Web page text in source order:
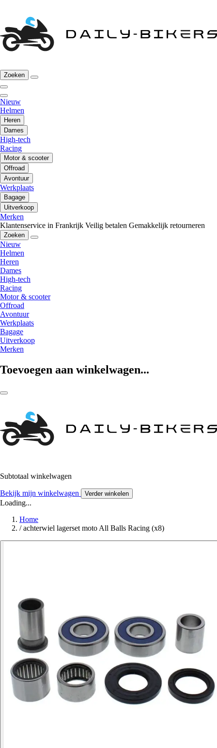
Zoeken
Nieuw
Helmen
Heren
Dames
High-tech
Racing
Motor & scooter
Offroad
Avontuur
Werkplaats
Bagage
Uitverkoop
Merken
Klantenservice in Frankrijk Veilig betalen Gemakkelijk retourneren
Zoeken
Nieuw
Helmen
Heren
Dames
High-tech
Racing
Motor & scooter
Offroad
Avontuur
Werkplaats
Bagage
Uitverkoop
Merken
Toevoegen aan winkelwagen...
Subtotaal winkelwagen
Bekijk mijn winkelwagen Verder winkelen
Loading...
Home
/ achterwiel lagerset moto All Balls Racing (x8)